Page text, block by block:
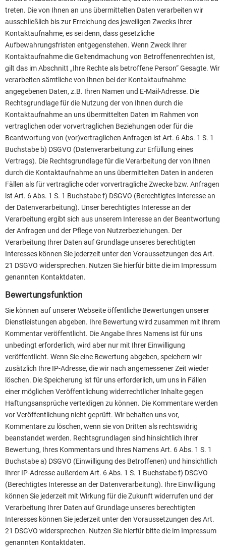
treten. Die von Ihnen an uns übermittelten Daten verarbeiten wir
ausschließlich bis zur Erreichung des jeweiligen Zwecks Ihrer
Kontaktaufnahme, es sei denn, dass gesetzliche
Aufbewahrungsfristen entgegenstehen. Wenn Zweck Ihrer
Kontaktaufnahme die Geltendmachung von Betroffenenrechten ist,
gilt das im Abschnitt „Ihre Rechte als betroffene Person“ Gesagte. Wir
verarbeiten sämtliche von Ihnen bei der Kontaktaufnahme
angegebenen Daten, z.B. Ihren Namen und E-Mail-Adresse. Die
Rechtsgrundlage für die Nutzung der von Ihnen durch die
Kontaktaufnahme an uns übermittelten Daten im Rahmen von
vertraglichen oder vorvertraglichen Beziehungen oder für die
Beantwortung von (vor)vertraglichen Anfragen ist Art. 6 Abs. 1 S. 1
Buchstabe b) DSGVO (Datenverarbeitung zur Erfüllung eines
Vertrags). Die Rechtsgrundlage für die Verarbeitung der von Ihnen
durch die Kontaktaufnahme an uns übermittelten Daten in anderen
Fällen als für vertragliche oder vorvertragliche Zwecke bzw. Anfragen
ist Art. 6 Abs. 1 S. 1 Buchstabe f) DSGVO (Berechtigtes Interesse an
der Datenverarbeitung). Unser berechtigtes Interesse an der
Verarbeitung ergibt sich aus unserem Interesse an der Beantwortung
der Anfragen und der Pflege von Nutzerbeziehungen. Der
Verarbeitung Ihrer Daten auf Grundlage unseres berechtigten
Interesses können Sie jederzeit unter den Voraussetzungen des Art.
21 DSGVO widersprechen. Nutzen Sie hierfür bitte die im Impressum
genannten Kontaktdaten.
Bewertungsfunktion
Sie können auf unserer Webseite öffentliche Bewertungen unserer
Dienstleistungen abgeben. Ihre Bewertung wird zusammen mit Ihrem
Kommentar veröffentlicht. Die Angabe Ihres Namens ist für uns
unbedingt erforderlich, wird aber nur mit Ihrer Einwilligung
veröffentlicht. Wenn Sie eine Bewertung abgeben, speichern wir
zusätzlich Ihre IP-Adresse, die wir nach angemessener Zeit wieder
löschen. Die Speicherung ist für uns erforderlich, um uns in Fällen
einer möglichen Veröffentlichung widerrechtlicher Inhalte gegen
Haftungsansprüche verteidigen zu können. Die Kommentare werden
vor Veröffentlichung nicht geprüft. Wir behalten uns vor,
Kommentare zu löschen, wenn sie von Dritten als rechtswidrig
beanstandet werden. Rechtsgrundlagen sind hinsichtlich Ihrer
Bewertung, Ihres Kommentars und Ihres Namens Art. 6 Abs. 1 S. 1
Buchstabe a) DSGVO (Einwilligung des Betroffenen) und hinsichtlich
Ihrer IP-Adresse außerdem Art. 6 Abs. 1 S. 1 Buchstabe f) DSGVO
(Berechtigtes Interesse an der Datenverarbeitung). Ihre Einwilligung
können Sie jederzeit mit Wirkung für die Zukunft widerrufen und der
Verarbeitung Ihrer Daten auf Grundlage unseres berechtigten
Interesses können Sie jederzeit unter den Voraussetzungen des Art.
21 DSGVO widersprechen. Nutzen Sie hierfür bitte die im Impressum
genannten Kontaktdaten.